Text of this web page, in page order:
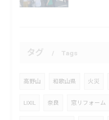
タグ Tags
高野山 和歌山県 火災
LIXIL 奈良 窓リフォーム